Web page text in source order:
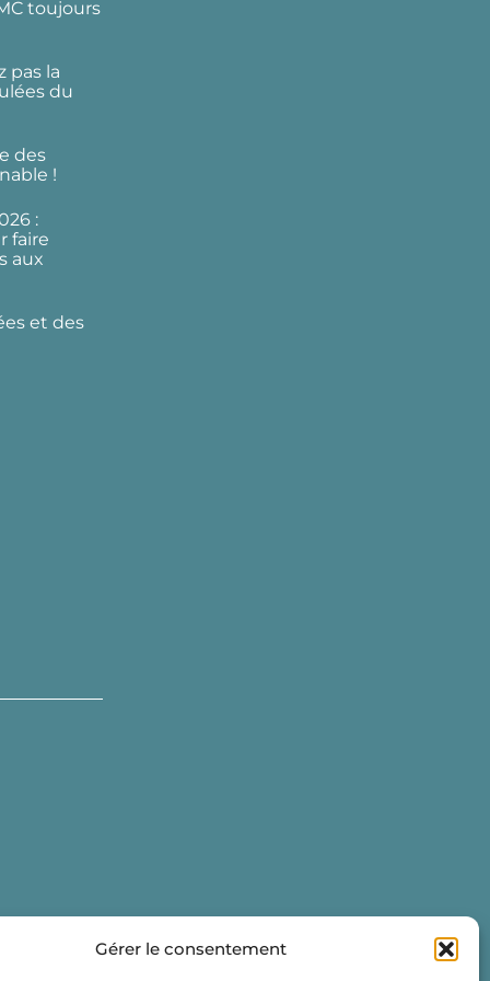
Gérer le consentement
toujours
pas la
du
des
!
:
faire
aux
et des